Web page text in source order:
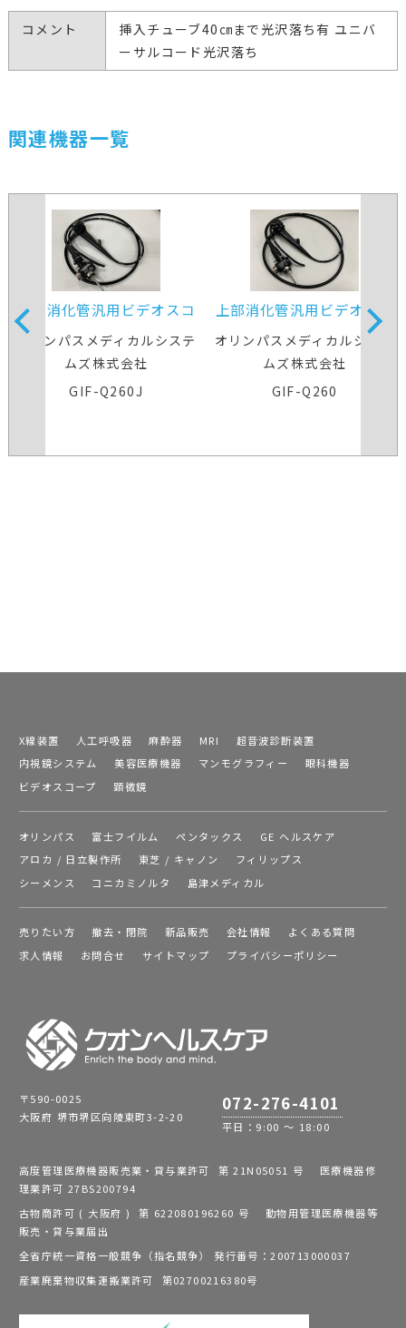
コメント
挿入チューブ40㎝まで光沢落ち有 ユニバ
ーサルコード光沢落ち
関連機器一覧
上部消化管汎用ビデオスコ
ープ
オリンパスメディカルシステ
ムズ株式会社
GIF-Q260J
上部消化管汎用ビデオスコ
ープ
オリンパスメディカルシステ
ムズ株式会社
GIF-Q260
X線装置 人工呼吸器 麻酔器 MRI
超音波診断装置
内視鏡システム
美容医療機器 マンモグラフィー
眼科機器
ビデオスコープ
顕微鏡
オリンパス 富士フイルム ペンタックス
GE ヘルスケア
アロカ / 日立製作所
東芝 / キャノン
フィリップス
シーメンス
コニカミノルタ 島津メディカル
売りたい方 撤去・閉院 新品販売 会社情報
よくある質問
求人情報
お問合せ サイトマップ プライバシーポリシー
〒590-0025
大阪府 堺市堺区向陵東町3-2-20
072-276-4101
平日：9:00 ～ 18:00
高度管理医療機器販売業・貸与業許可 第 21N05051 号 医療機器修
理業許可 27BS200794
古物商許可 ( 大阪府 ) 第 622080196260 号 動物用管理医療機器等
販売・貸与業届出
全省庁統一資格一般競争（指名競争） 発行番号：200713000037
産業廃棄物収集運搬業許可 第02700216380号